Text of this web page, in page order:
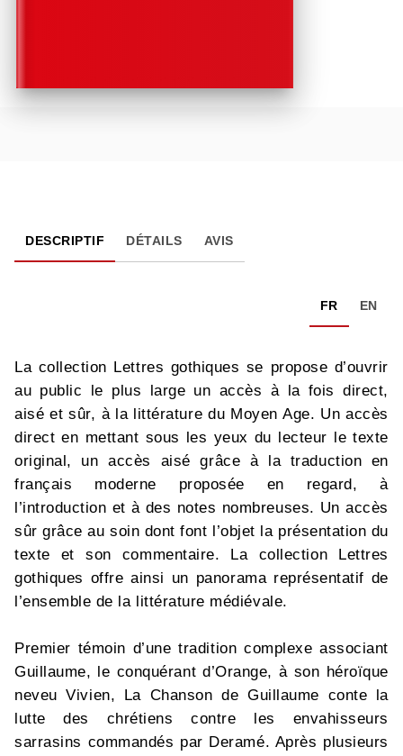
DESCRIPTIF DÉTAILS AVIS
FR EN
La collection Lettres gothiques se propose d’ouvrir
au public le plus large un accès à la fois direct,
aisé et sûr, à la littérature du Moyen Age. Un accès
direct en mettant sous les yeux du lecteur le texte
original, un accès aisé grâce à la traduction en
français moderne proposée en regard, à
l’introduction et à des notes nombreuses. Un accès
sûr grâce au soin dont font l’objet la présentation du
texte et son commentaire. La collection Lettres
gothiques offre ainsi un panorama représentatif de
l’ensemble de la littérature médiévale.
Premier témoin d’une tradition complexe associant
Guillaume, le conquérant d’Orange, à son héroïque
neveu Vivien, La Chanson de Guillaume conte la
lutte des chrétiens contre les envahisseurs
sarrasins commandés par Deramé. Après plusieurs